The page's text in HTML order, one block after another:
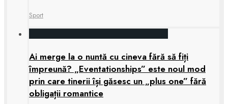
Sport
Ai merge la o nuntă cu cineva fără să fiți
împreună? „Eventationships” este noul mod
prin care tinerii își găsesc un „plus one” fără
obligații romantice